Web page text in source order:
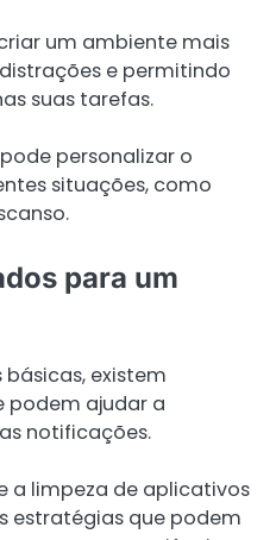
um ambiente mais
e permitindo
suas tarefas.
personalizar o
situações, como
para um
existem
podem ajudar a
notificações.
a limpeza de aplicativos
estratégias que podem